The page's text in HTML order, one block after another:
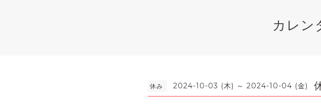
カレン
休み 2024-10-03 (木) ～ 2024-10-04 (金)